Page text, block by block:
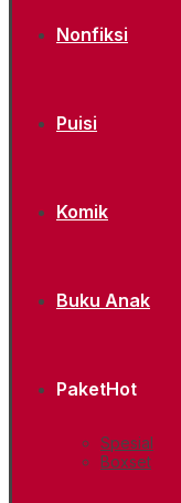
Nonfiksi
Puisi
Komik
Buku Anak
PaketHot
Spesial
Boxset